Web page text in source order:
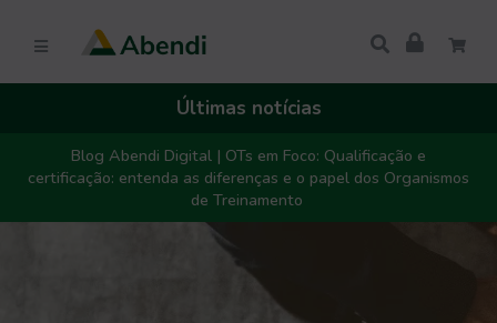
Últimas notícias
Blog Abendi Digital | OTs em Foco: Qualificação e
certificação: entenda as diferenças e o papel dos Organismos
de Treinamento